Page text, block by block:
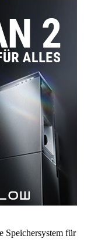
Speichersystem für